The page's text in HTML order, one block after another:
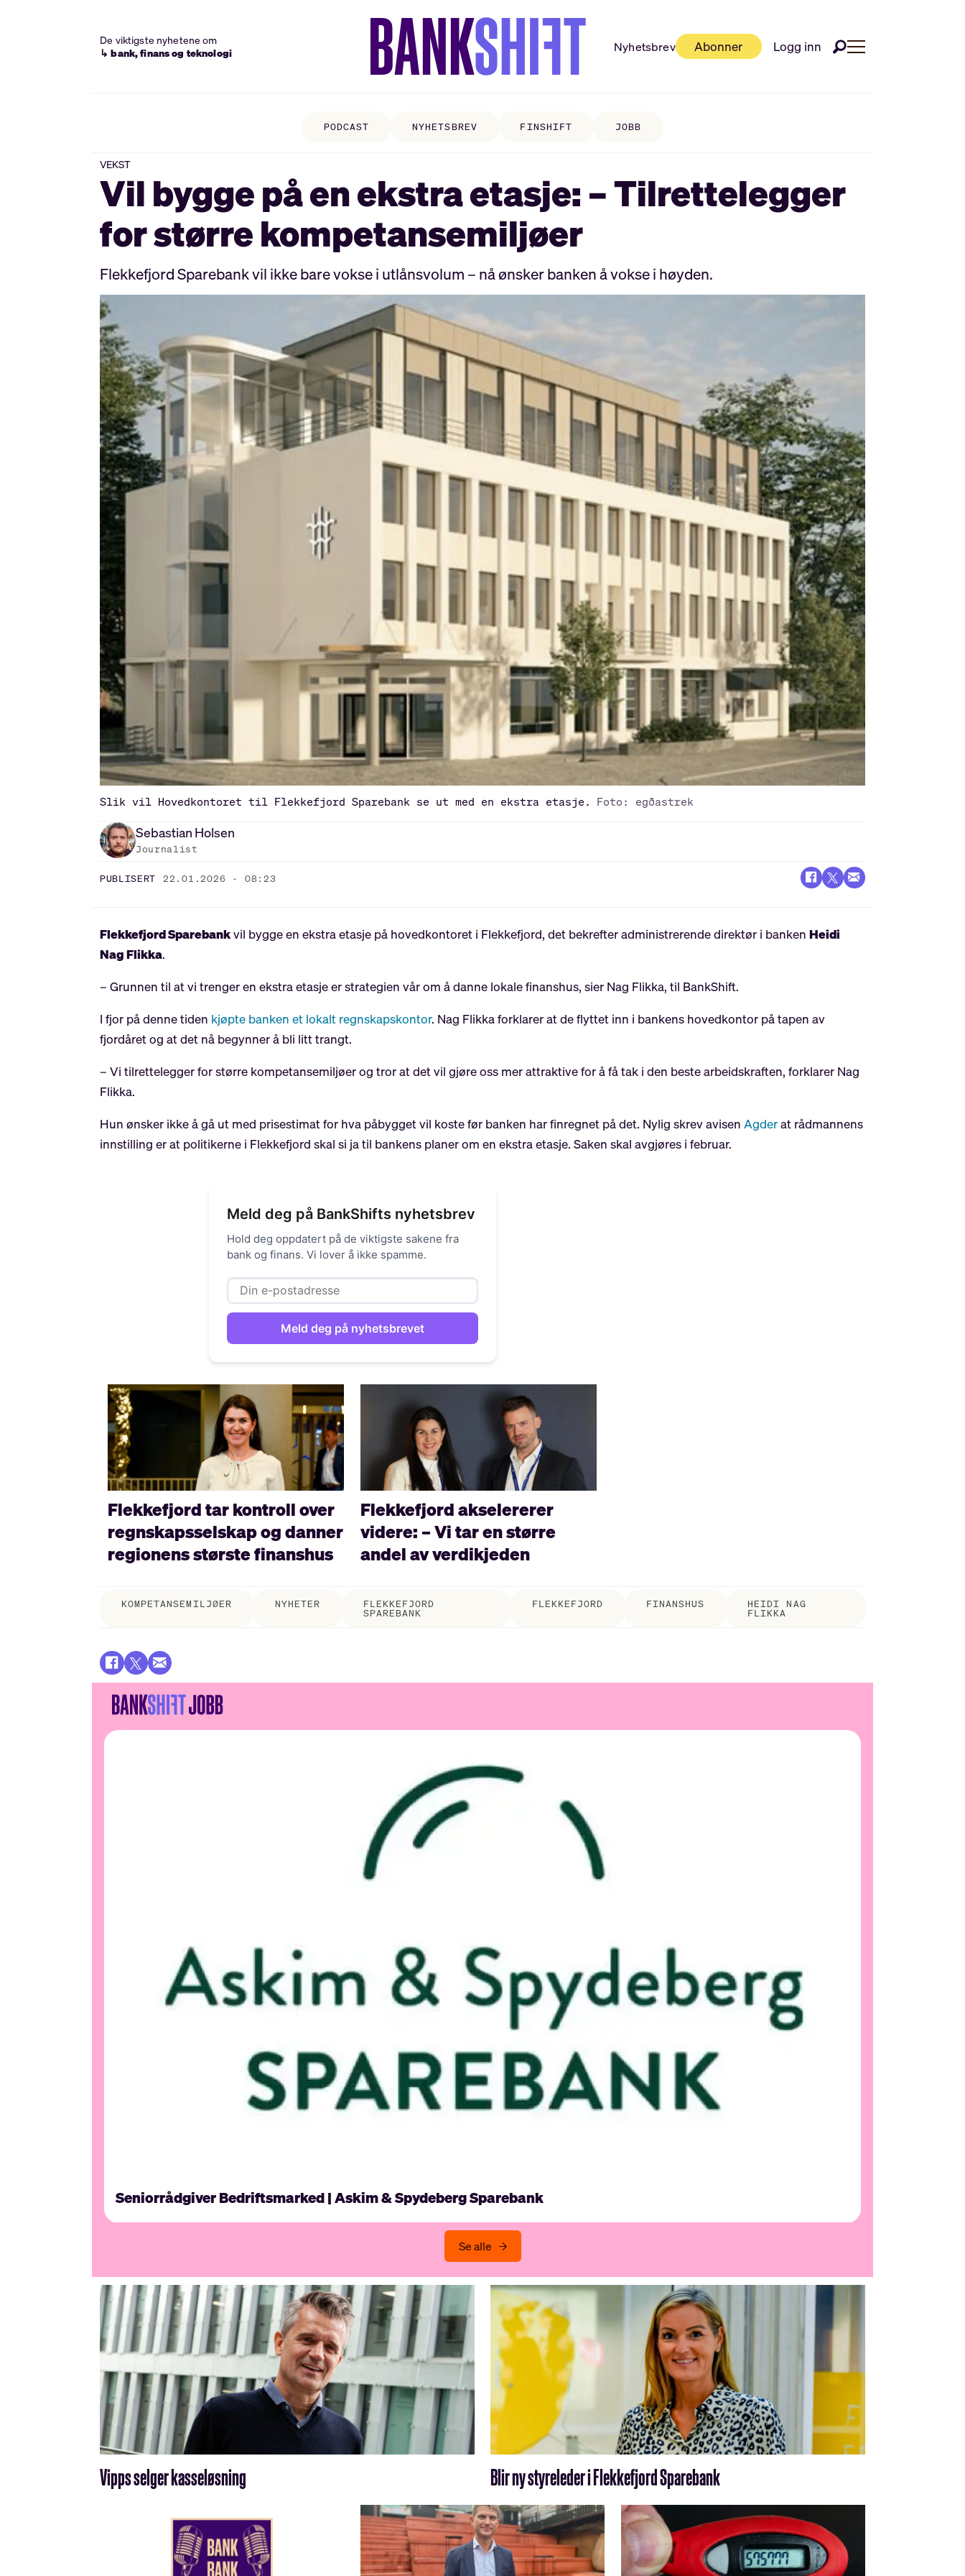
De viktigste nyhetene om
↳ bank, finans og teknologi
Nyhetsbrev Abonner Logg inn
PODCAST NYHETSBREV FINSHIFT JOBB
VEKST
Vil bygge på en ekstra etasje: – Tilrettelegger
for større kompetansemiljøer
Flekkefjord Sparebank vil ikke bare vokse i utlånsvolum – nå ønsker banken å vokse i høyden.
Slik vil Hovedkontoret til Flekkefjord Sparebank se ut med en ekstra etasje. Foto: egðastrek
Sebastian Holsen
Journalist
PUBLISERT 22.01.2026 - 08:23
Flekkefjord Sparebankvil bygge en ekstra etasje på hovedkontoret i Flekkefjord, det bekrefter administrerende direktør i bankenHeidi
Nag Flikka.
– Grunnen til at vi trenger en ekstra etasje er strategien vår om å danne lokale finanshus, sier Nag Flikka, til BankShift.
I fjor på denne tiden kjøpte banken et lokalt regnskapskontor. Nag Flikka forklarer at de flyttet inn i bankens hovedkontor på tapen av
fjordåret og at det nå begynner å bli litt trangt.
– Vi tilrettelegger for større kompetansemiljøer og tror at det vil gjøre oss mer attraktive for å få tak i den beste arbeidskraften, forklarer Nag
Flikka.
Hun ønsker ikke å gå ut med prisestimat for hva påbygget vil koste før banken har finregnet på det. Nylig skrev avisen Agderat rådmannens
innstilling er at politikerne i Flekkefjord skal si ja til bankens planer om en ekstra etasje. Saken skal avgjøres i februar.
Meld deg på BankShifts nyhetsbrev
Hold deg oppdatert på de viktigste sakene fra
bank og finans. Vi lover å ikke spamme.
Flekkefjord tar kontroll over
regnskapsselskap og danner
regionens største finanshus
Flekkefjord akselererer
videre: – Vi tar en større
andel av verdikjeden
KOMPETANSEMILJØER NYHETER FLEKKEFJORD
SPAREBANK
FLEKKEFJORD FINANSHUS HEIDI NAG
FLIKKA
Seniorrådgiver Bedriftsmarked | Askim & Spydeberg Sparebank
Se alle
Vipps selger kasseløsning Blir ny styreleder i Flekkefjord Sparebank